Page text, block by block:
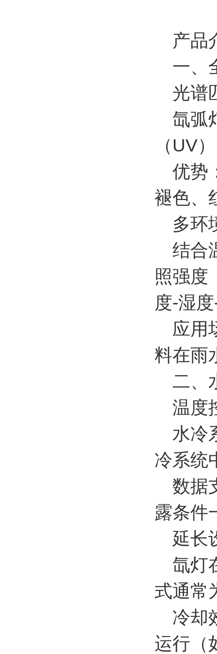
产品
一、
光谱
氙弧
（UV
优势
褪色、
多环
结合
照强度
度-湿
应用
料在雨
二、
温度
水冷
冷系统
数据
露条件
延长
氙灯
式通常
冷却
运行（